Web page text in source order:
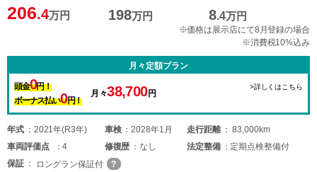
206.4万円 198万円 8.4万円
※価格は展示店にて8月登録の場合
※消費税10%込み
月々定額プラン
頭金0円！
ボーナス払い0円！
月々38,700円
>詳しくはこちら
年式 2021年(R3年) 車検 2028年1月 走行距離
83,000km
車両評価点 4 修復歴 なし 法定整備
定期点検整備付
保証
ロングラン保証付